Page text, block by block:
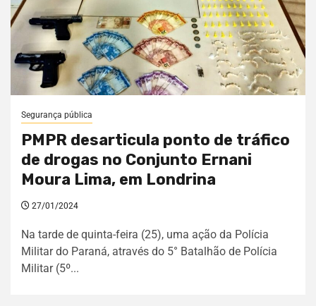
Segurança pública
PMPR desarticula ponto de tráfico
de drogas no Conjunto Ernani
Moura Lima, em Londrina
27/01/2024
Na tarde de quinta-feira (25), uma ação da Polícia
Militar do Paraná, através do 5° Batalhão de Polícia
Militar (5º...